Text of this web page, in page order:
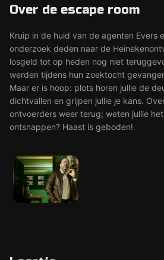
Over de escape room
Kruip in de huid van de agenten Evers
onderzoek deden naar de
losgeld tot op heden nog niet
werden tijdens hun zoektocht
Maar er is hoop: plots horen jullie de
dichtvallen en grijpen jullie je kans.
ontvoerders weer terug; weten jullie
ontsnappen? Haast is geboden!